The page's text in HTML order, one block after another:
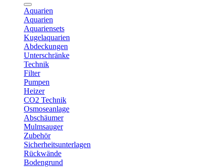
Aquarien
Aquarien
Aquariensets
Kugelaquarien
Abdeckungen
Unterschränke
Technik
Filter
Pumpen
Heizer
CO2 Technik
Osmoseanlage
Abschäumer
Mulmsauger
Zubehör
Sicherheitsunterlagen
Rückwände
Bodengrund